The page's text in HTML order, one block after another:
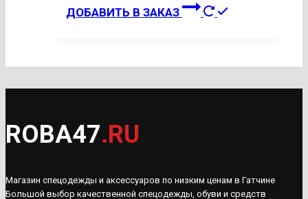
ДОБАВИТЬ В ЗАКАЗ
ROBA47.RU
Магазин спецодежды и аксессуаров по низким ценам в Гатчине
Большой выбор качественной спецодежды, обуви и средств